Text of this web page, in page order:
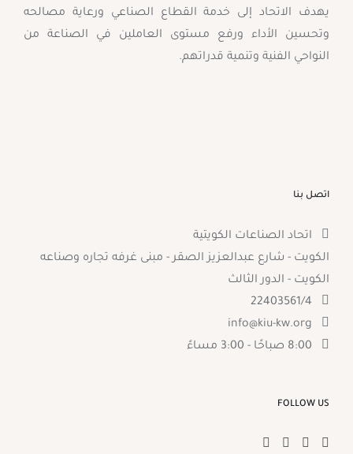
يهدف الاتحاد إلى خدمة القطاع الصناعي ورعاية مصالحه
وتحسين الأداء ورفع مستوى العاملين في الصناعة من
النواحي الفنية وتنمية قدراتهم.
اتصل بنا
اتحاد الصناعات الكويتية
الكويت - شارع عبدالعزيز الصقر - مبنى غرفه تجاره وصناعه
الكويت - الدور الثالث
22403561/4
info@kiu-kw.org
FOLLOW US